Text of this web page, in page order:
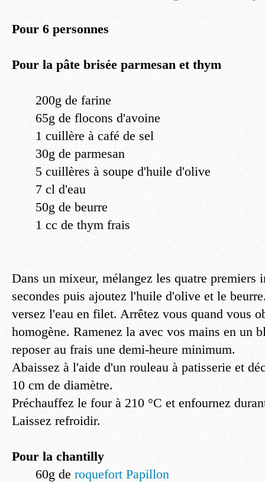
Pour 6 personnes
Pour la pâte brisée parmesan et thym
200g de farine
65g de flocons d'avoine
1 cuillère à café de sel
30g de parmesan
5 cuillères à soupe d'huile d'olive
7 cl d'eau
50g de beurre
1 cc de thym frais
Dans un mixeur, mélangez les quatre premiers
secondes puis ajoutez l'huile d'olive et le
versez l'eau en filet. Arrêtez vous quand vous
homogène. Ramenez la avec vos mains en un
reposer au frais une demi-heure minimum.
Abaissez à l'aide d'un rouleau à patisserie et
10 cm de diamètre.
Préchauffez le four à 210 °C et enfournez
Laissez refroidir.
Pour la chantilly
60g de roquefort Papillon